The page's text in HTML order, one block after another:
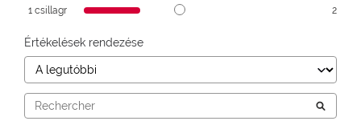
1 csillagr 2
Értékelések rendezése